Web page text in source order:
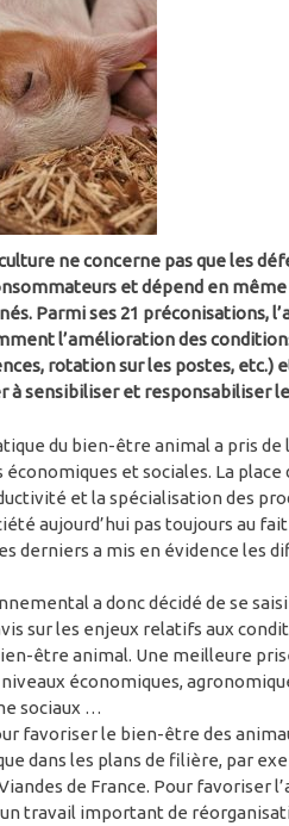
ne concerne pas que les
et dépend en
Parmi ses 21 préconisations,
l’amélioration des
rotation sur les postes, etc.)
à sensibiliser et responsabiliser
du bien-être animal a pris de
et sociales. La place
et la spécialisation des
aujourd’hui pas toujours au
derniers a mis en évidence les
a donc décidé de se
sur les enjeux relatifs aux
être animal. Une meilleure
économiques,
sociaux …
favoriser le bien-être des
dans les plans de filière, par
de France. Pour favoriser
travail important de